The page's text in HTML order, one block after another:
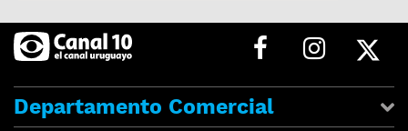
Departamento Comercial